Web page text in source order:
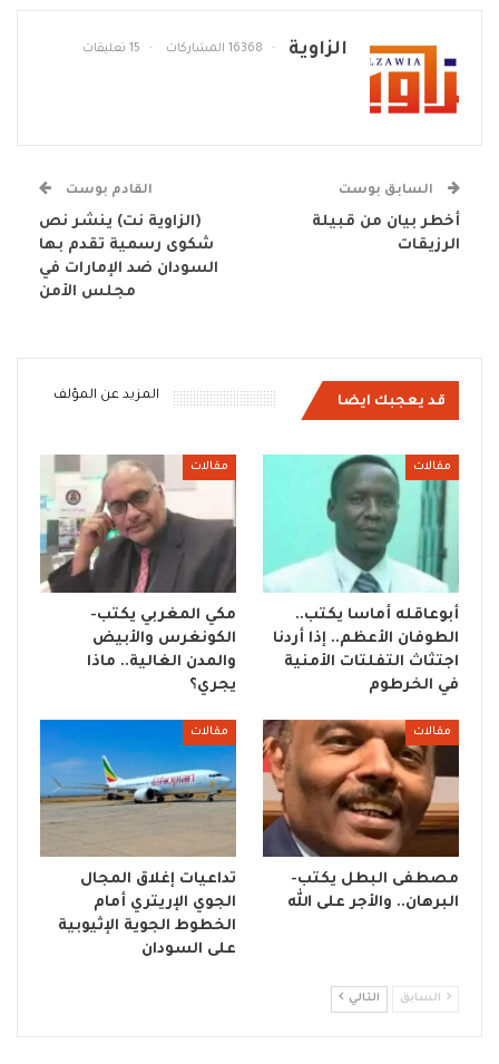
الزاوية 16368 المشاركات 15 تعليقات
السابق بوست
أخطر بيان من قبيلة
الرزيقات
القادم بوست
(الزاوية نت) ينشر نص
شكوى رسمية تقدم بها
السودان ضد الإمارات في
مجلس الأمن
قد يعجبك ايضا المزيد عن المؤلف
مقالات
أبوعاقله أماسا يكتب..
الطوفان الأعظم.. إذا أردنا
اجتثاث التفلتات الأمنية
في الخرطوم
مقالات
مكي المغربي يكتب-
الكونغرس والأبيض
والمدن الغالية.. ماذا
يجري؟
مقالات
مصطفى البطل يكتب-
البرهان.. والأجر على الله
مقالات
تداعيات إغلاق المجال
الجوي الإريتري أمام
الخطوط الجوية الإثيوبية
على السودان
السابق التالي